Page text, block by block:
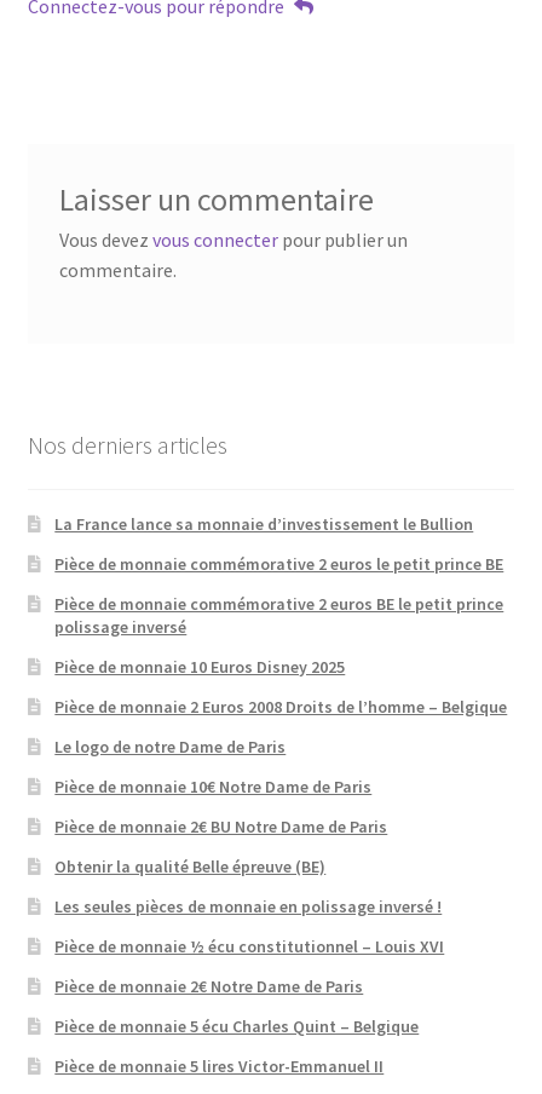
Connectez-vous pour répondre
Laisser un commentaire
Vous devez vous connecterpour publier un
commentaire.
Nos derniers articles
La France lance sa monnaie d’investissement le Bullion
Pièce de monnaie commémorative 2 euros le petit prince BE
Pièce de monnaie commémorative 2 euros BE le petit prince
polissage inversé
Pièce de monnaie 10 Euros Disney 2025
Pièce de monnaie 2 Euros 2008 Droits de l’homme – Belgique
Le logo de notre Dame de Paris
Pièce de monnaie 10€ Notre Dame de Paris
Pièce de monnaie 2€ BU Notre Dame de Paris
Obtenir la qualité Belle épreuve (BE)
Les seules pièces de monnaie en polissage inversé !
Pièce de monnaie ½ écu constitutionnel – Louis XVI
Pièce de monnaie 2€ Notre Dame de Paris
Pièce de monnaie 5 écu Charles Quint – Belgique
Pièce de monnaie 5 lires Victor-Emmanuel II